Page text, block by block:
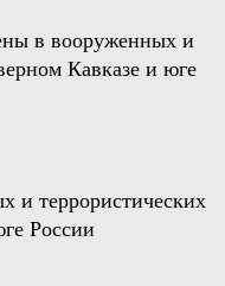
в вооруженных и
Кавказе и юге
и террористических
России